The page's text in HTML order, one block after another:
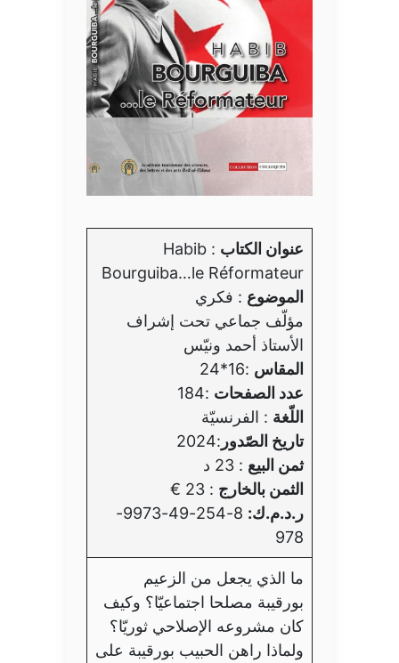
عنوان الكتاب
: Habib
Bourguiba…le Réformateur
الموضوع : فكري
مؤلّف جماعي تحت إشراف
الأستاذ أحمد ونيّس
المقاس :16*24
عدد الصفحات :184
اللّغة : الفرنسيّة
تاريخ الصّدور :2024
ثمن البيع : 23 د
الثمن بالخارج : 23 €
ر.د.م.ك:
8-254-49-9973-
978
ما الذي يجعل من الزعيم
بورقيبة مصلحا اجتماعيّا؟ وكيف
كان مشروعه الإصلاحي ثوريّا؟
ولماذا راهن الحبيب بورقيبة على